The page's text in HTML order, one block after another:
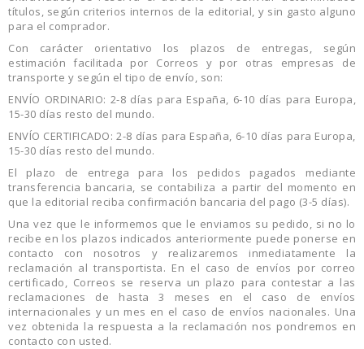
títulos, según criterios internos de la editorial, y sin gasto alguno
para el comprador.
Con carácter orientativo los plazos de entregas, según
estimación facilitada por Correos y por otras empresas de
transporte y según el tipo de envío, son:
ENVÍO ORDINARIO: 2-8 días para España, 6-10 días para Europa,
15-30 días resto del mundo.
ENVÍO CERTIFICADO: 2-8 días para España, 6-10 días para Europa,
15-30 días resto del mundo.
El plazo de entrega para los pedidos pagados mediante
transferencia bancaria, se contabiliza a partir del momento en
que la editorial reciba confirmación bancaria del pago (3-5 días).
Una vez que le informemos que le enviamos su pedido, si no lo
recibe en los plazos indicados anteriormente puede ponerse en
contacto con nosotros y realizaremos inmediatamente la
reclamación al transportista. En el caso de envíos por correo
certificado, Correos se reserva un plazo para contestar a las
reclamaciones de hasta 3 meses en el caso de envíos
internacionales y un mes en el caso de envíos nacionales. Una
vez obtenida la respuesta a la reclamación nos pondremos en
contacto con usted.